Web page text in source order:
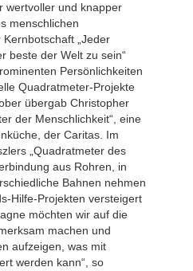
wertvoller und knapper
menschlichen
„Jeder
beste der Welt zu sein“
Persönlichkeiten
Quadratmeter-Projekte
übergab Christopher
der Menschlichkeit“, eine
der Caritas. Im
„Quadratmeter des
aus Rohren, in
Bahnen nehmen
Hilfe-Projekten versteigert
möchten wir auf die
machen und
aufzeigen, was mit
werden kann“, so